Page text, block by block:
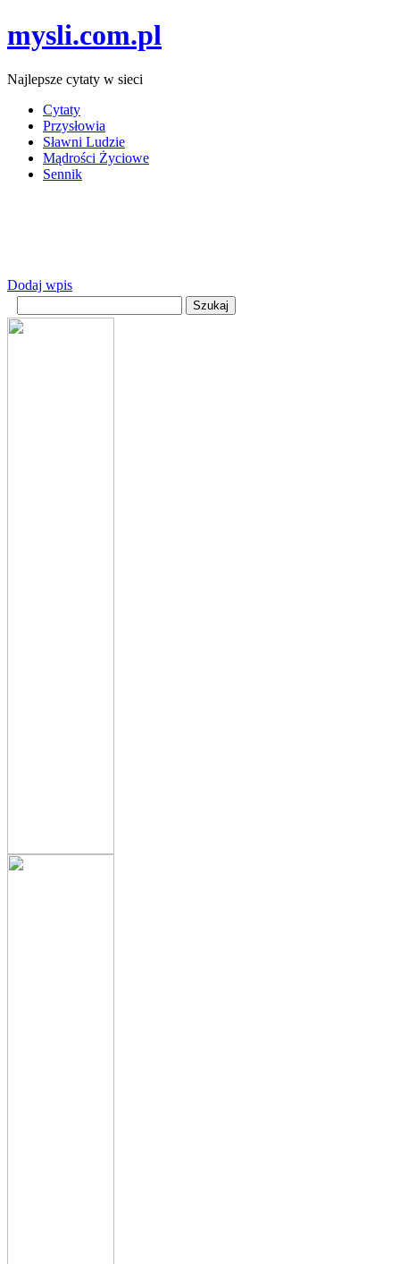
mysli.com.pl
Najlepsze cytaty w sieci
Cytaty
Przysłowia
Sławni Ludzie
Mądrości Życiowe
Sennik
Dodaj wpis